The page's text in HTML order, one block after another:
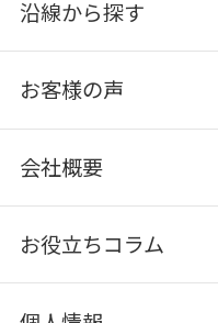
沿線から探す
お客様の声
会社概要
お役立ちコラム